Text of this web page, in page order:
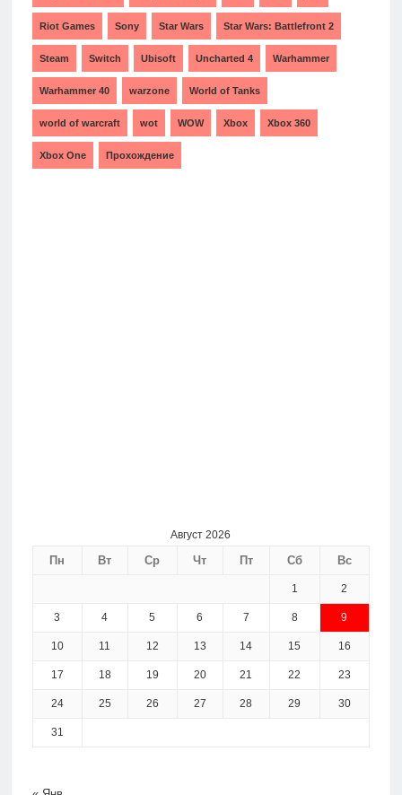
Riot Games Sony Star Wars Star Wars: Battlefront 2
Steam Switch Ubisoft Uncharted 4 Warhammer
Warhammer 40 warzone World of Tanks
world of warcraft wot WOW Xbox Xbox 360
Xbox One Прохождение
Август 2026
Пн Вт Ср Чт Пт Сб Вс
1 2
3 4 5 6 7 8 9
10 11 12 13 14 15 16
17 18 19 20 21 22 23
24 25 26 27 28 29 30
31